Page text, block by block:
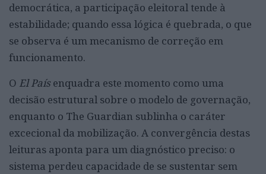
democrática, a participação eleitoral tende à
estabilidade; quando essa lógica é quebrada, o que
se observa é um mecanismo de correção em
funcionamento.
O El País enquadra este momento como uma
decisão estrutural sobre o modelo de governação,
enquanto o The Guardian sublinha o caráter
excecional da mobilização. A convergência destas
leituras aponta para um diagnóstico preciso: o
sistema perdeu capacidade de se sustentar sem